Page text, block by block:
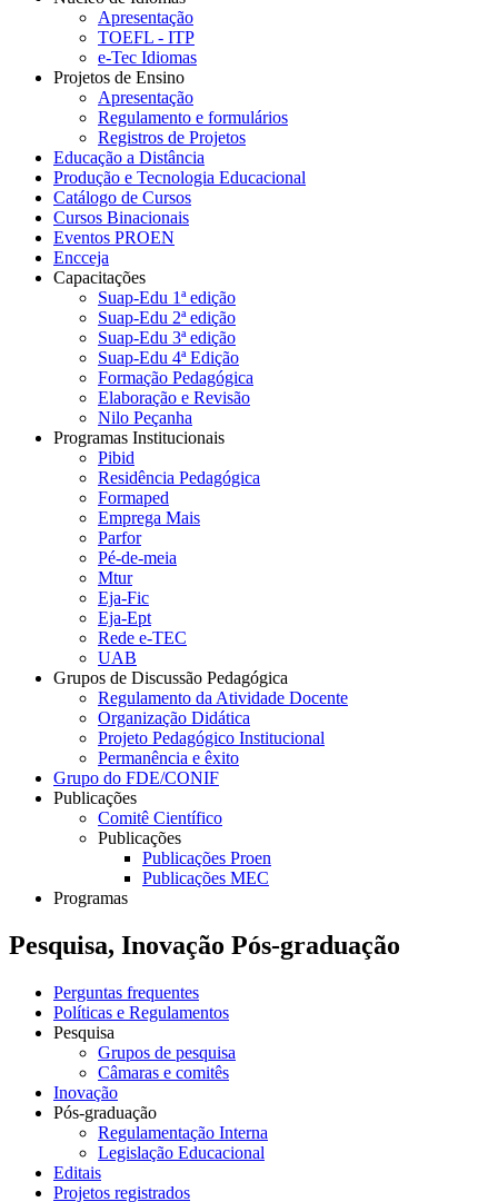
Apresentação
TOEFL - ITP
e-Tec Idiomas
Projetos de Ensino
Apresentação
Regulamento e formulários
Registros de Projetos
Educação a Distância
Produção e Tecnologia Educacional
Catálogo de Cursos
Cursos Binacionais
Eventos PROEN
Encceja
Capacitações
Suap-Edu 1ª edição
Suap-Edu 2ª edição
Suap-Edu 3ª edição
Suap-Edu 4ª Edição
Formação Pedagógica
Elaboração e Revisão
Nilo Peçanha
Programas Institucionais
Pibid
Residência Pedagógica
Formaped
Emprega Mais
Parfor
Pé-de-meia
Mtur
Eja-Fic
Eja-Ept
Rede e-TEC
UAB
Grupos de Discussão Pedagógica
Regulamento da Atividade Docente
Organização Didática
Projeto Pedagógico Institucional
Permanência e êxito
Grupo do FDE/CONIF
Publicações
Comitê Científico
Publicações
Publicações Proen
Publicações MEC
Programas
Pesquisa, Inovação Pós-graduação
Perguntas frequentes
Políticas e Regulamentos
Pesquisa
Grupos de pesquisa
Câmaras e comitês
Inovação
Pós-graduação
Regulamentação Interna
Legislação Educacional
Editais
Projetos registrados